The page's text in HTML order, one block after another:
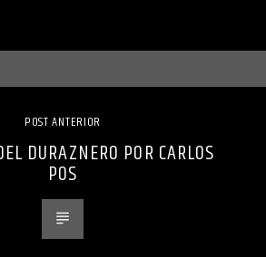
POST ANTERIOR
DURAZNERO POR CARLOS
POS